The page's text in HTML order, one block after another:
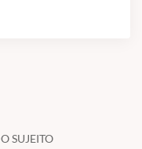
SUJEITO